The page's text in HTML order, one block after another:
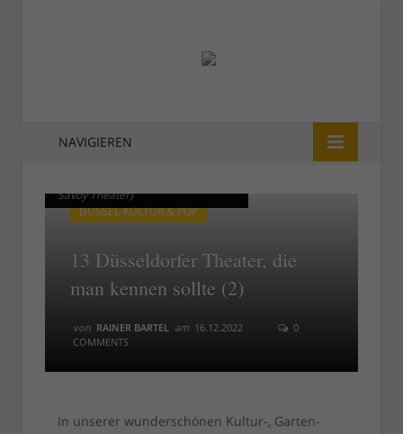
NAVIGIEREN
Savoy Theater)
DÜSSEL-KULTUR & POP
13 Düsseldorfer Theater, die
man kennen sollte (2)
von RAINER BARTEL am 16.12.2022
0
COMMENTS
Savoy Theater)
In unserer wunderschönen Kultur-, Garten-